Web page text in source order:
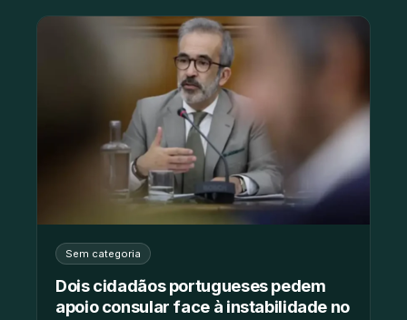
Sem categoria
Dois cidadãos portugueses pedem
apoio consular face à instabilidade no